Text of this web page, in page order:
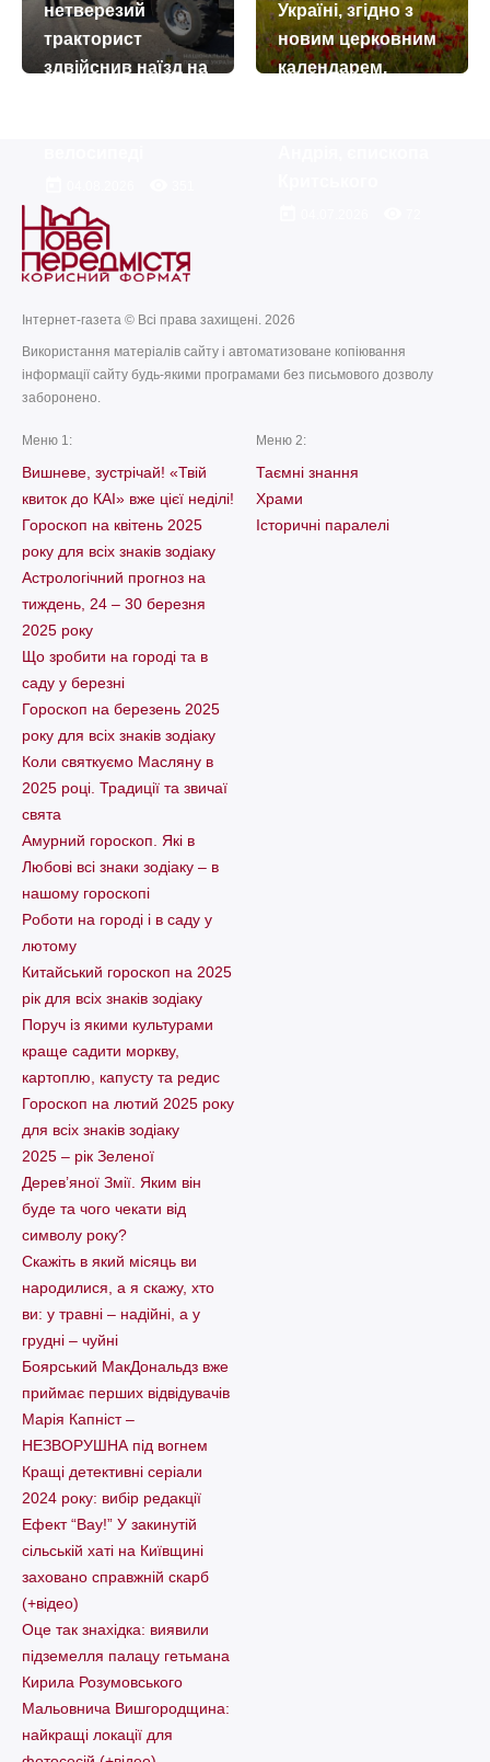
нетверезий
тракторист
здвійснив наїзд на
Україні, згідно з
новим церковним
календарем,
Інтернет-газета © Всі права захищені. 2026
Використання матеріалів сайту і автоматизоване копіювання
інформації сайту будь-якими програмами без письмового дозволу
заборонено.
Меню 1:
Вишневе, зустрічай! «Твій
квиток до КАІ» вже цієї неділі!
Гороскоп на квітень 2025
року для всіх знаків зодіаку
Астрологічний прогноз на
тиждень, 24 – 30 березня
2025 року
Що зробити на городі та в
саду у березні
Гороскоп на березень 2025
року для всіх знаків зодіаку
Коли святкуємо Масляну в
2025 році. Традиції та звичаї
свята
Амурний гороскоп. Які в
Любові всі знаки зодіаку – в
нашому гороскопі
Pоботи на городі і в саду у
лютому
Китайський гороскоп на 2025
рік для всіх знаків зодіаку
Поруч із якими культурами
краще садити моркву,
картоплю, капусту та редис
Гороскоп на лютий 2025 року
для всіх знаків зодіаку
2025 – рік Зеленої
Дерев’яної Змії. Яким він
буде та чого чекати від
символу року?
Скажіть в який місяць ви
народилися, а я скажу, хто
ви: у травні – надійні, а у
грудні – чуйні
Боярський МакДональдз вже
приймає перших відвідувачів
Марія Капніст –
НЕЗВОРУШНА під вогнем
Кращі детективні серіали
2024 року: вибір редакції
Ефект “Вау!” У закинутій
сільській хаті на Київщині
заховано справжній скарб
(+відео)
Оце так знахідка: виявили
підземелля палацу гетьмана
Кирила Розумовського
Мальовнича Вишгородщина:
найкращі локації для
Меню 2:
Таємні знання
Храми
Історичні паралелі